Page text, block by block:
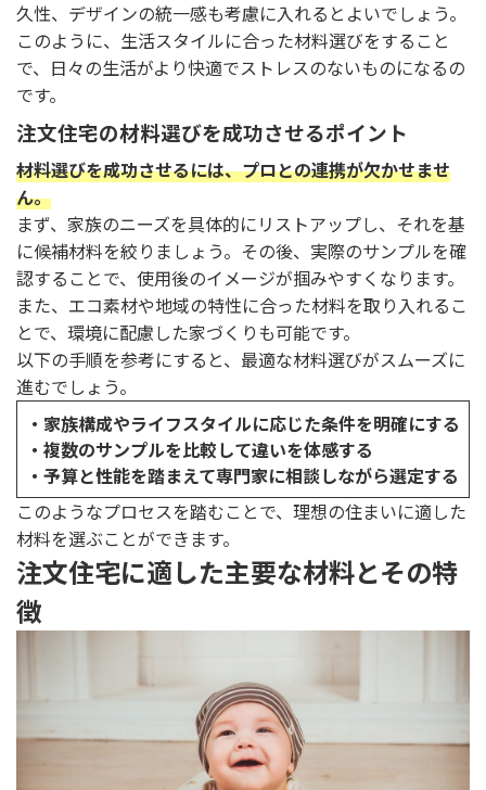
久性、デザインの統一感も考慮に入れるとよいでしょう。
このように、生活スタイルに合った材料選びをすること
で、日々の生活がより快適でストレスのないものになるの
です。
注文住宅の材料選びを成功させるポイント
材料選びを成功させるには、プロとの連携が欠かせませ
ん。
まず、家族のニーズを具体的にリストアップし、それを基
に候補材料を絞りましょう。その後、実際のサンプルを確
認することで、使用後のイメージが掴みやすくなります。
また、エコ素材や地域の特性に合った材料を取り入れるこ
とで、環境に配慮した家づくりも可能です。
以下の手順を参考にすると、最適な材料選びがスムーズに
進むでしょう。
・家族構成やライフスタイルに応じた条件を明確にする
・複数のサンプルを比較して違いを体感する
・予算と性能を踏まえて専門家に相談しながら選定する
このようなプロセスを踏むことで、理想の住まいに適した
材料を選ぶことができます。
注文住宅に適した主要な材料とその特
徴